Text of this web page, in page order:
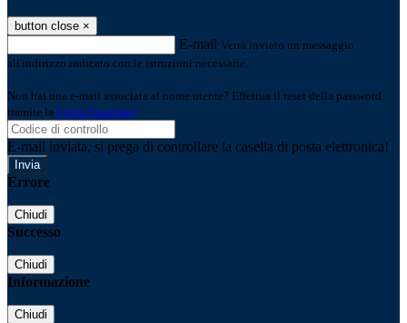
button close ×
E-mail Verrà inviato un messaggio
all'indirizzo indicato con le istruzioni necessarie.
Non hai una e-mail associata al nome utente? Effettua il reset della password
tramite la Login Spaggiari
E-mail inviata, si prega di controllare la casella di posta elettronica!
Errore
Chiudi
Successo
Chiudi
Informazione
Chiudi